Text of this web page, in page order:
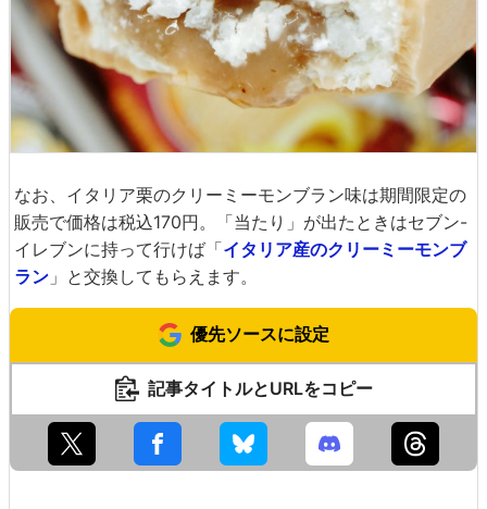
なお、イタリア栗のクリーミーモンブラン味は期間限定の
販売で価格は税込170円。「当たり」が出たときはセブン-
イレブンに持って行けば「イタリア産のクリーミーモンブ
ラン 」と交換してもらえます。
優先ソースに設定
記事タイトルとURLをコピー